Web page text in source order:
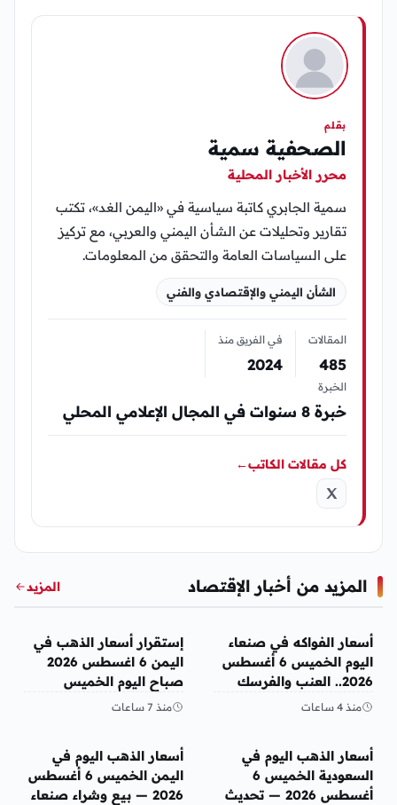
بقلم
الصحفية سمية
محرر الأخبار المحلية
سمية الجابري كاتبة سياسية في «اليمن الغد»، تكتب
تقارير وتحليلات عن الشأن اليمني والعربي، مع تركيز
على السياسات العامة والتحقق من المعلومات.
الشأن اليمني والإقتصادي والفني
المقالات
485
في الفريق منذ
2024
الخبرة
خبرة 8 سنوات في المجال الإعلامي المحلي
كل مقالات الكاتب←
المزيد من أخبار الإقتصاد المزيد
أخبار الإقتصاد
أسعار الفواكه في صنعاء
اليوم الخميس 6 أغسطس
2026.. العنب والفرسك
والرمان في الأسواق
منذ 4 ساعات
أخبار الإقتصاد
إستقرار أسعار الذهب في
اليمن 6 اغسطس 2026
صباح اليوم الخميس
منذ 7 ساعات
أخبار الإقتصاد
أسعار الذهب اليوم في
السعودية الخميس 6
أغسطس 2026 — تحديث
أخبار الإقتصاد
أسعار الذهب اليوم في
اليمن الخميس 6 أغسطس
2026 — بيع وشراء صنعاء